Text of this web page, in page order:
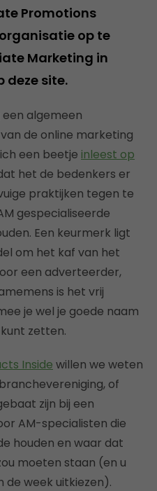
Promotions
op te
Marketing in
deze site.
een algemeen
de online marketing
een beetje inleest op
het de bedenkers er
praktijken tegen te
gespecialiseerde
Een keurmerk ligt
om het kaf van het
een adverteerder,
is het vrij
je wel je goede naam
zetten.
Inside willen we weten
of
zijn bij een
AM-specialisten die
houden en waar dat
moeten staan (en u
de week uitkiezen).